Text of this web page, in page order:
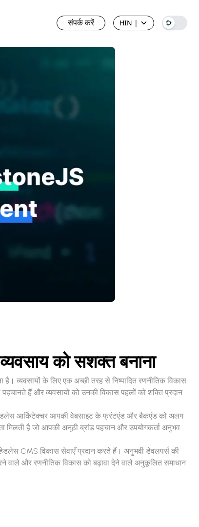
संपर्क करें HIN |
को सशक्त बनाना
व्यवसायों के लिए एक अच्छी तरह से निष्पादित रणनीतिक विकास
हैं और व्यवसायों को उनकी विकास पहलों को शक्ति प्रदान
हेडलेस आर्किटेक्चर आपकी वेबसाइट के फ्रंटएंड और बैकएंड को अलग
है जो आपकी अनूठी ब्रांड पहचान और उपयोगकर्ता अनुभव
CMS विकास सेवाएँ प्रदान करते हैं। अनुभवी डेवलपर्स की
वाले और रणनीतिक विकास को बढ़ावा देने वाले अनुकूलित समाधान